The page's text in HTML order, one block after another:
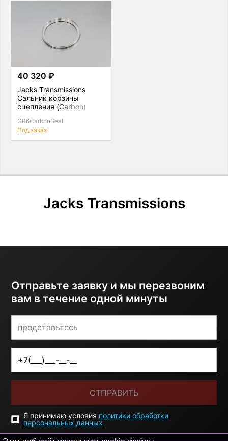
40 320 ₽
Jacks Transmissions
Сальник корзины
сцепления (Carbon)
GR6CarbonSeal
Под заказ
Jacks Transmissions
Отправьте заявку и мы перезвоним
вам в течение одной минуты
ОТПРАВИТЬ
Я принимаю условия политики обработки
персональных данных